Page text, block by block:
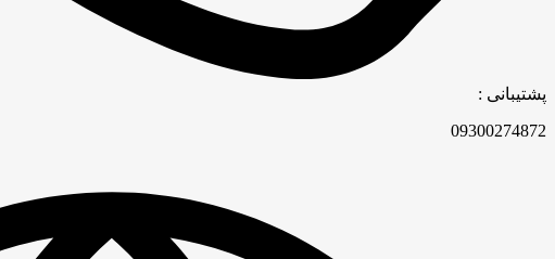
پشتیبانی :
09300274872